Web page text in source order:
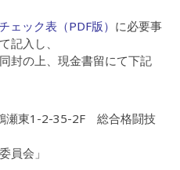
ェック表（PDF版） に必要事
記入し、
封の上、現金書留にて下記
瀬東1-2-35-2F 総合格闘技
員会」